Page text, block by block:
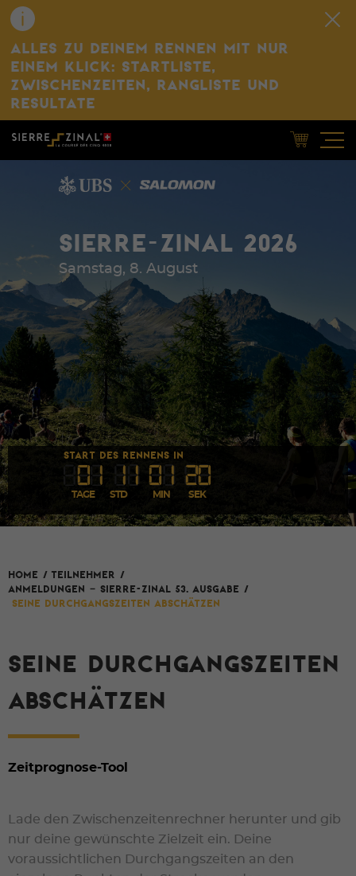
ALLES ZU DEINEM RENNEN MIT NUR
EINEM KLICK: STARTLISTE,
ZWISCHENZEITEN, RANGLISTE UND
RESULTATE
SIERRE-ZINAL 2026
Samstag, 8. August
START DES RENNENS IN
0 1 1 1 0 1 19
TAGE STD MIN SEK
HOME / Teilnehmer /
ANMELDUNGEN – SIERRE-ZINAL 53. AUSGABE /
Seine Durchgangszeiten abschätzen
SEINE DURCHGANGSZEITEN
ABSCHÄTZEN
Zeitprognose-Tool
Lade den Zwischenzeitenrechner herunter und gib
nur deine gewünschte Zielzeit ein. Deine
voraussichtlichen Durchgangszeiten an den